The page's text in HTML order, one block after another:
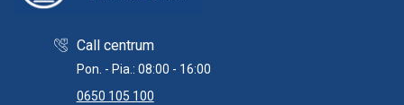
Call centrum
Pon. - Pia.: 08:00 - 16:00
0650 105 100